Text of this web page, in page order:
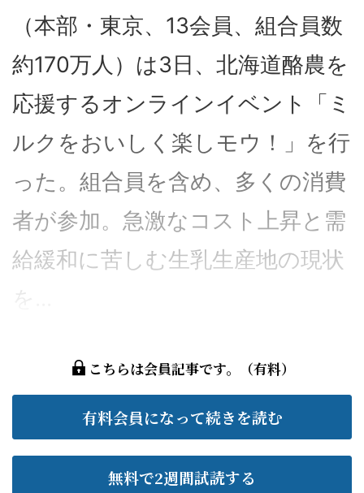
（本部・東京、13会員、組合員数
約170万人）は3日、北海道酪農を
応援するオンラインイベント「ミ
ルクをおいしく楽しモウ！」を行
った。組合員を含め、多くの消費
者が参加。急激なコスト上昇と需
給緩和に苦しむ生乳生産地の現状
を...
こちらは会員記事です。（有料）
有料会員になって続きを読む
無料で2週間試読する